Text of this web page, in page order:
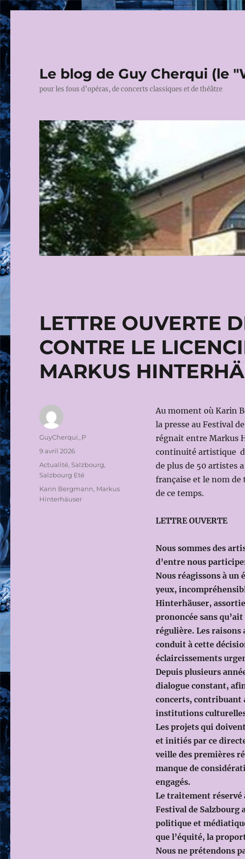
Le blog de Guy Cherqui (le
pour les fous d’opéras, de concerts classiques et de théâtre
LETTRE OUVERTE
CONTRE LE
MARKUS
Au moment où Karin
la presse au Festival
régnait entre Markus
continuité artistique
de plus de 50 artistes
française et le nom
de ce temps.
LETTRE OUVERTE
Nous sommes des
d’entre nous
Nous réagissons à un
yeux,
Hinterhäuser,
prononcée sans
régulière. Les raisons
conduit à cette
éclaircissements
Depuis plusieurs
dialogue constant,
concerts, contribuant
institutions
Les projets qui
et initiés par ce
veille des premières
manque de
engagés.
Le traitement
Festival de Salzbourg
politique et
que l’équité, la
Nous ne prétendons
Auteur
GuyCherqui_P
Publié
9 avril 2026
Catégories
Actualité, Salzbourg,
Salzbourg Eté
Étiquettes
Karin Bergmann, Markus
Hinterhäuser